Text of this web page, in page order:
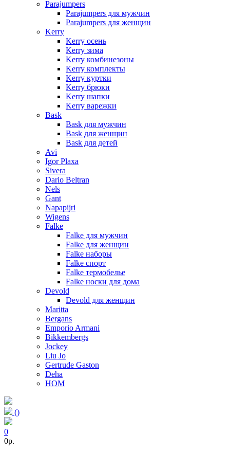
Parajumpers
Parajumpers для мужчин
Parajumpers для женщин
Kerry
Kerry осень
Kerry зима
Kerry комбинезоны
Kerry комплекты
Kerry куртки
Kerry брюки
Kerry шапки
Kerry варежки
Bask
Bask для мужчин
Bask для женщин
Bask для детей
Avi
Igor Plaxa
Sivera
Dario Beltran
Nels
Gant
Napapijri
Wigens
Falke
Falke для мужчин
Falke для женщин
Falke наборы
Falke спорт
Falke термобелье
Falke носки для дома
Devold
Devold для женщин
Maritta
Bergans
Emporio Armani
Bikkembergs
Jockey
Liu Jo
Gertrude Gaston
Deha
HOM
()
0
0p.